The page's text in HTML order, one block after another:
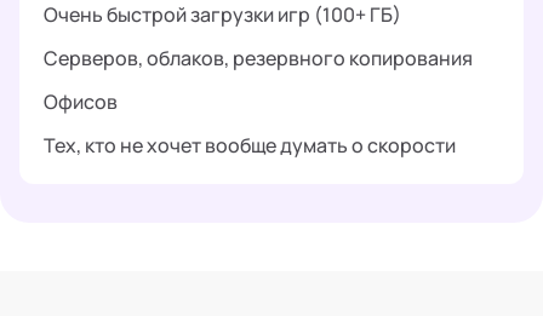
Очень быстрой загрузки игр (100+ ГБ)
Серверов, облаков, резервного копирования
Офисов
Тех, кто не хочет вообще думать о скорости